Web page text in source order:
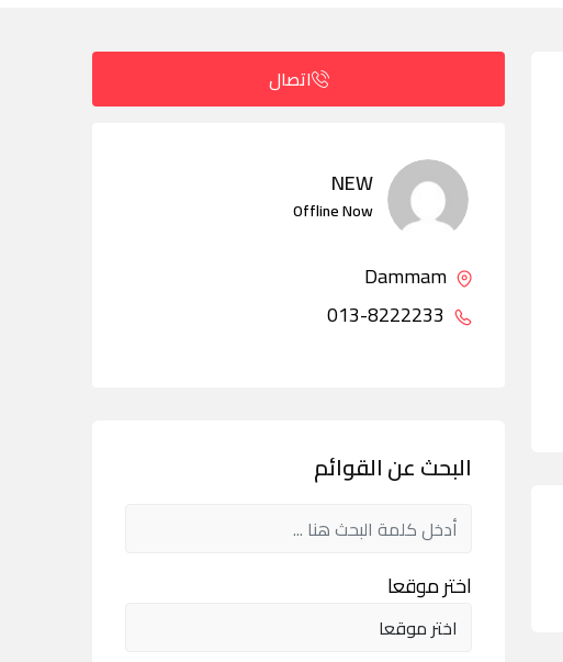
اتصال
NEW
Offline Now
البحث عن القوائم
اختر موقعا